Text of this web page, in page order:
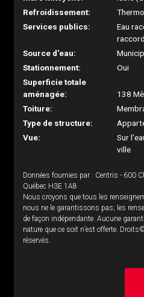
Refroidissement:
Services publics:
Eau
Source d'eau:
Stationnement:
Oui
Superficie totale
aménagée:
138
Toiture:
Type de structure:
Vue:
Sur
ville
Données fournies par : Centris - 600
Québec H3E 1A8
Nous croyons que tous les
nous ne le garantissons pas; les
de façon indépendante. Aucune
nature que ce soit n’est offerte.
réservés.